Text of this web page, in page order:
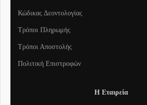
Κώδικας Δεοντολογίας
Τρόποι Πληρωμής
Τρόποι Αποστολής
Πολιτική Επιστροφών
Η Εταιρεία